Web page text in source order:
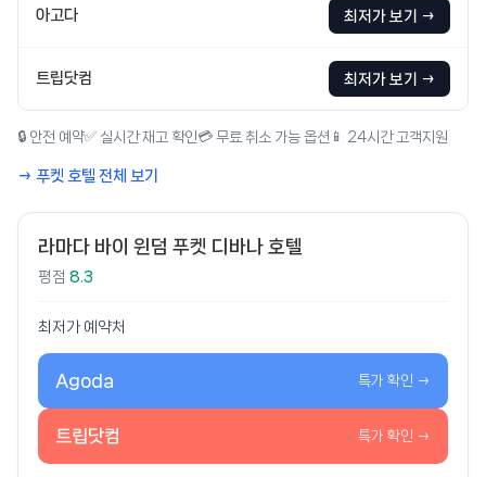
아고다 최저가 보기 →
트립닷컴 최저가 보기 →
🔒 안전 예약✅ 실시간 재고 확인 💳 무료 취소 가능 옵션 📱 24시간 고객지원
→ 푸켓 호텔 전체 보기
라마다 바이 윈덤 푸켓 디바나 호텔
평점 8.3
최저가 예약처
Agoda 특가 확인 →
트립닷컴 특가 확인 →